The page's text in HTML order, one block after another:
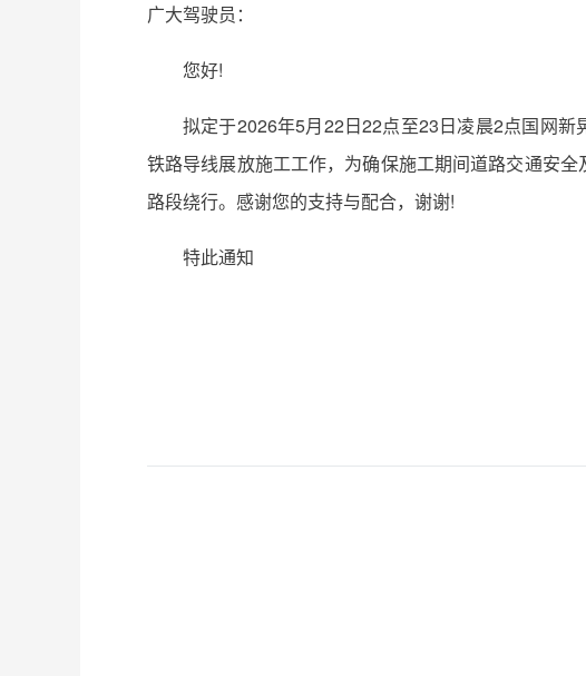
广大驾驶员：
您好!
拟定于2026年5月22日22点至23日凌晨2点国网
铁路导线展放施工工作，为确保施工期间道路交通安
路段绕行。感谢您的支持与配合，谢谢!
特此通知